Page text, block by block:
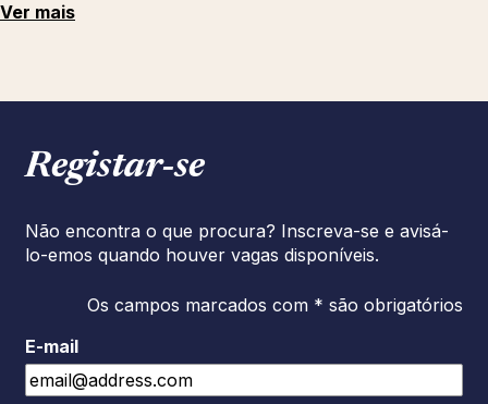
Ver mais
Registar‑se
Não encontra o que procura? Inscreva-se e avisá-
lo-emos quando houver vagas disponíveis.
Os campos marcados com * são obrigatórios
E-mail